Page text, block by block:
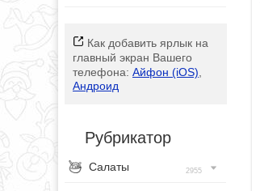
Как добавить ярлык на
главный экран Вашего
телефона: Айфон (iOS)
Андроид
Рубрикатор
Салаты 2955